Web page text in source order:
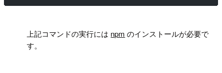
上記コマンドの実行には npm のインストールが必要で
す。